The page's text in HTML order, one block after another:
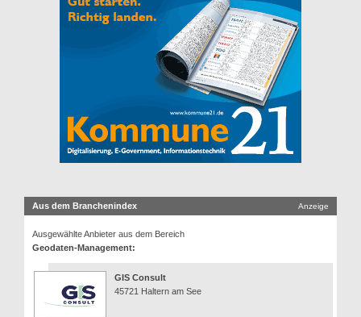
Aus dem Branchenindex Anzeige
Ausgewählte Anbieter aus dem Bereich
Geodaten-Management:
GIS Consult
45721 Haltern am See